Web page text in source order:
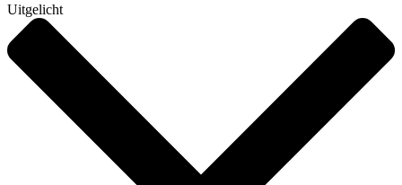
Uitgelicht